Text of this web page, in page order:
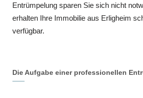
Entrümpelung sparen Sie sich nicht
erhalten Ihre Immobilie aus Erligheim
verfügbar.
Die Aufgabe einer professionellen